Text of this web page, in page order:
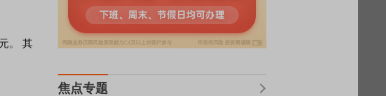
。 其
焦点专题